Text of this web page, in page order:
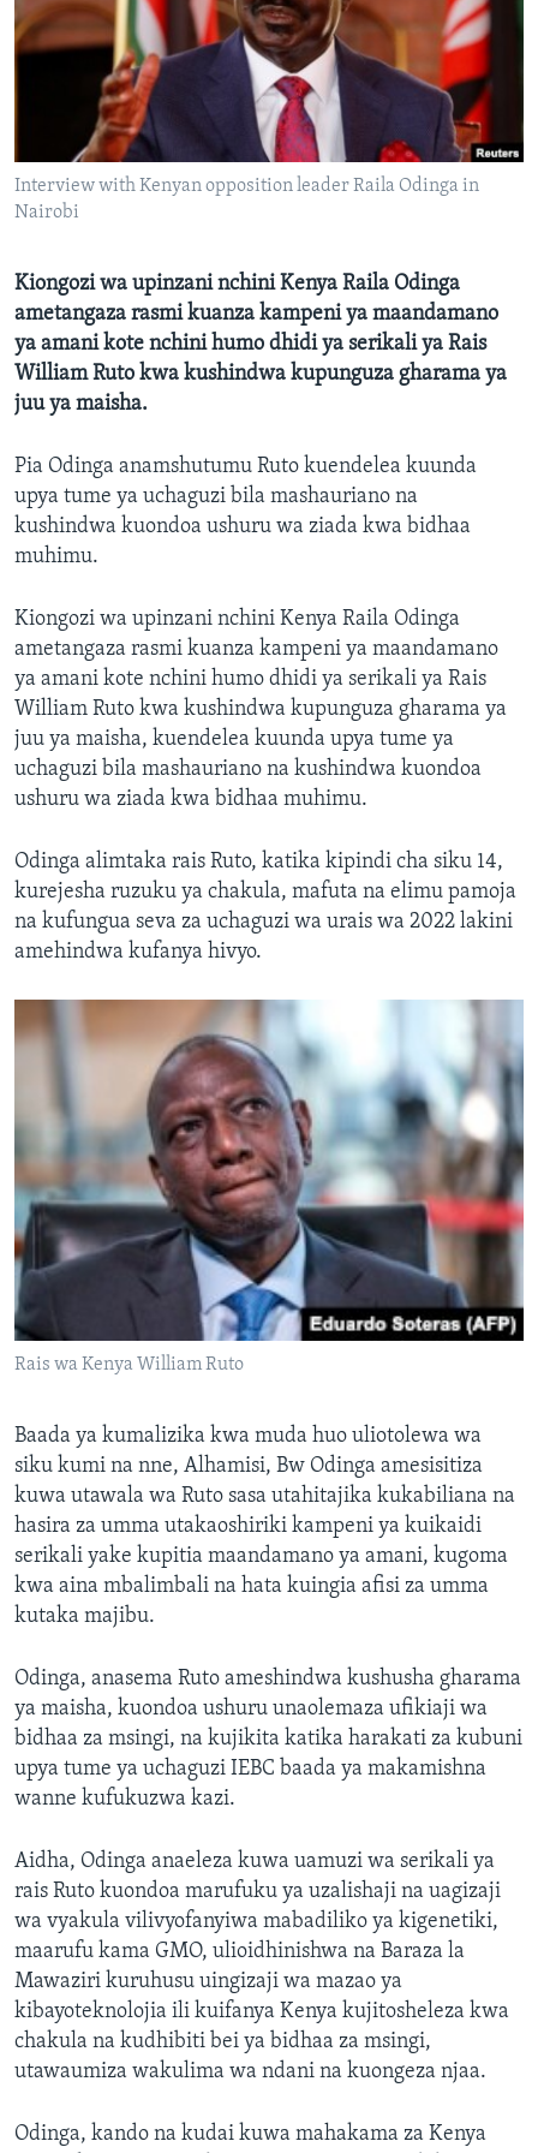
Interview with Kenyan opposition leader Raila Odinga in
Nairobi
Kiongozi wa upinzani nchini Kenya Raila Odinga
ametangaza rasmi kuanza kampeni ya maandamano
ya amani kote nchini humo dhidi ya serikali ya Rais
William Ruto kwa kushindwa kupunguza gharama ya
juu ya maisha.
Pia Odinga anamshutumu Ruto kuendelea kuunda
upya tume ya uchaguzi bila mashauriano na
kushindwa kuondoa ushuru wa ziada kwa bidhaa
muhimu.
Kiongozi wa upinzani nchini Kenya Raila Odinga
ametangaza rasmi kuanza kampeni ya maandamano
ya amani kote nchini humo dhidi ya serikali ya Rais
William Ruto kwa kushindwa kupunguza gharama ya
juu ya maisha, kuendelea kuunda upya tume ya
uchaguzi bila mashauriano na kushindwa kuondoa
ushuru wa ziada kwa bidhaa muhimu.
Odinga alimtaka rais Ruto, katika kipindi cha siku 14,
kurejesha ruzuku ya chakula, mafuta na elimu pamoja
na kufungua seva za uchaguzi wa urais wa 2022 lakini
amehindwa kufanya hivyo.
Rais wa Kenya William Ruto
Baada ya kumalizika kwa muda huo uliotolewa wa
siku kumi na nne, Alhamisi, Bw Odinga amesisitiza
kuwa utawala wa Ruto sasa utahitajika kukabiliana na
hasira za umma utakaoshiriki kampeni ya kuikaidi
serikali yake kupitia maandamano ya amani, kugoma
kwa aina mbalimbali na hata kuingia afisi za umma
kutaka majibu.
Odinga, anasema Ruto ameshindwa kushusha gharama
ya maisha, kuondoa ushuru unaolemaza ufikiaji wa
bidhaa za msingi, na kujikita katika harakati za kubuni
upya tume ya uchaguzi IEBC baada ya makamishna
wanne kufukuzwa kazi.
Aidha, Odinga anaeleza kuwa uamuzi wa serikali ya
rais Ruto kuondoa marufuku ya uzalishaji na uagizaji
wa vyakula vilivyofanyiwa mabadiliko ya kigenetiki,
maarufu kama GMO, ulioidhinishwa na Baraza la
Mawaziri kuruhusu uingizaji wa mazao ya
kibayoteknolojia ili kuifanya Kenya kujitosheleza kwa
chakula na kudhibiti bei ya bidhaa za msingi,
utawaumiza wakulima wa ndani na kuongeza njaa.
Odinga, kando na kudai kuwa mahakama za Kenya